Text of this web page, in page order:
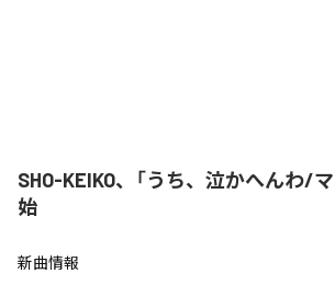
SHO-KEIKO、「うち、泣かへんわ/
始
新曲情報